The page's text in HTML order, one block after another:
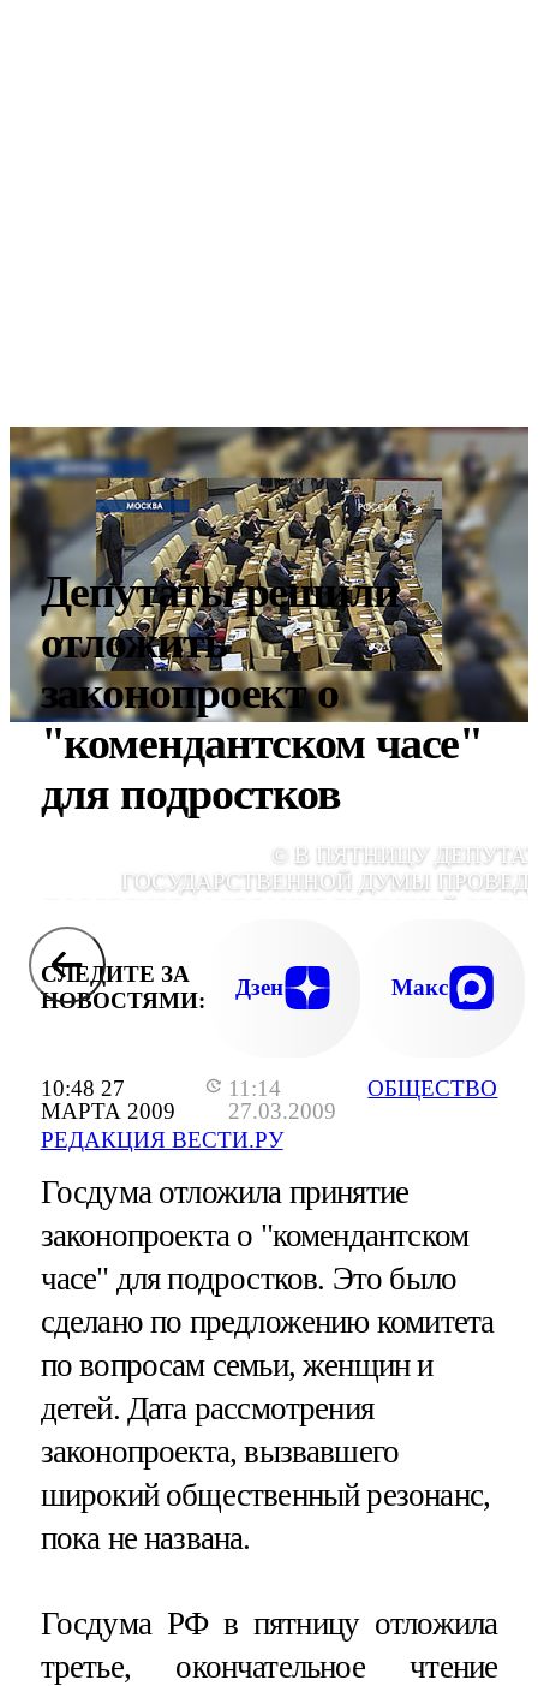
10:48 27
МАРТА 2009
11:14
27.03.2009
РЕДАКЦИЯ ВЕСТИ.РУ
ОБЩЕСТВО
Депутаты решили
отложить
законопроект о
"комендантском часе"
для подростков
© В ПЯТНИЦУ
ГОСУДАРСТВЕННОЙ ДУМЫ
ПОСЛЕДНЕЕ ЗАСЕДАНИЕ ВЕСЕННЕЙ
СЛЕДИТЕ ЗА
НОВОСТЯМИ:
Дзен Макс
Госдума отложила принятие
законопроекта о "комендантском
часе" для подростков. Это было
сделано по предложению комитета
по вопросам семьи, женщин и
детей. Дата рассмотрения
законопроекта, вызвавшего
широкий общественный резонанс,
пока не названа.
Госдума РФ в пятницу отложила
третье, окончательное чтение